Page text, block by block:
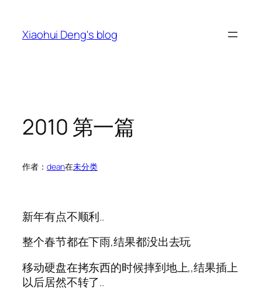
Xiaohui Deng's blog
2010 第一篇
作者： dean在未分类
新年有点不顺利..
整个春节都在下雨,结果都没出去玩
移动硬盘在拷东西的时候摔到地上,,结果插上
以后居然不转了..